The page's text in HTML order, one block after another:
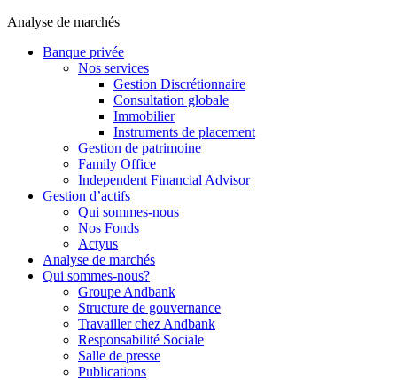
Analyse de marchés
Banque privée
Nos services
Gestion Discrétionnaire
Consultation globale
Immobilier
Instruments de placement
Gestion de patrimoine
Family Office
Independent Financial Advisor
Gestion d’actifs
Qui sommes-nous
Nos Fonds
Actyus
Analyse de marchés
Qui sommes-nous?
Groupe Andbank
Structure de gouvernance
Travailler chez Andbank
Responsabilité Sociale
Salle de presse
Publications